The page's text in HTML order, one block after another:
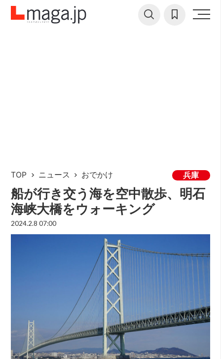
TOP ニュース おでかけ 兵庫
船が行き交う海を空中散歩、明石
海峡大橋をウォーキング
2024.2.8 07:00